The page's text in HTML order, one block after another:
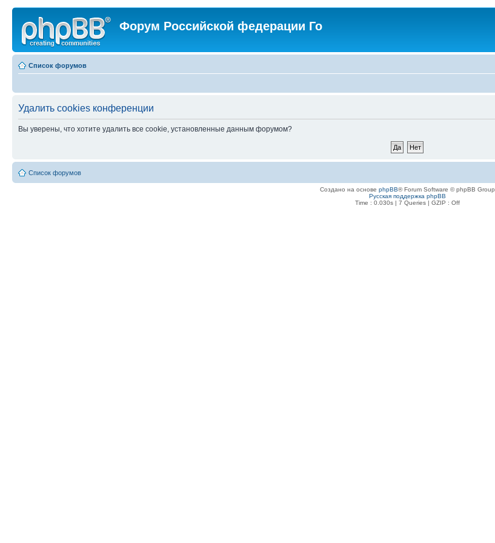
Форум Российской федерации Го
Список форумов
Удалить cookies конференции
Вы уверены, что хотите удалить все cookie, установленные данным форумом?
Список форумов
Создано на основе phpBB® Forum Software © phpBB Group
Русская поддержка phpBB
Time : 0.030s | 7 Queries | GZIP : Off